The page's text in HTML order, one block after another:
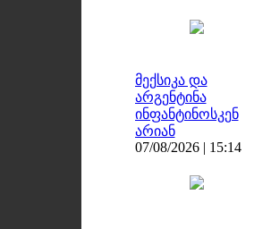
მექსიკა და
არგენტინა
ინფანტინოსკენ
არიან
07/08/2026 | 15:14